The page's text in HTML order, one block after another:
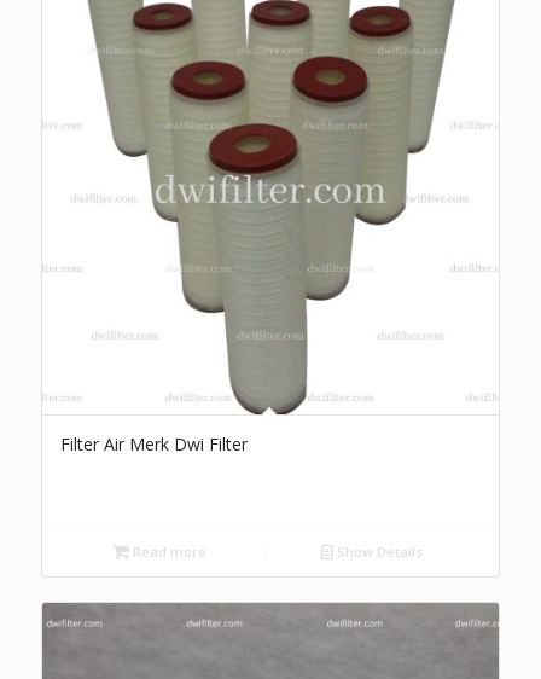
Filter Air Merk Dwi Filter
Read more Show Details